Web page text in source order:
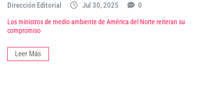
Dirección Editorial Jul 30, 2025 0
Los ministros de medio ambiente de América del Norte reiteran su
compromiso
Leer Más